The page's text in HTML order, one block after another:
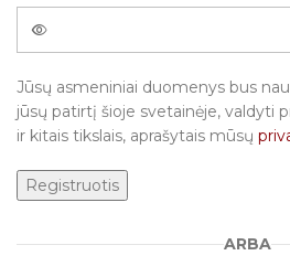
Jūsų asmeniniai duomenys bus
jūsų patirtį šioje svetainėje, valdyti
ir kitais tikslais, aprašytais mūsų
Registruotis
ARBA